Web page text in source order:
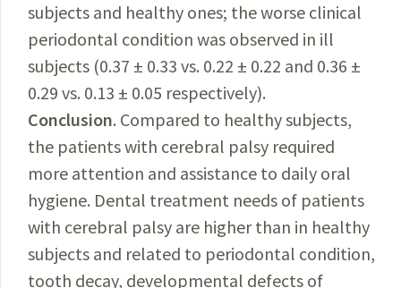
subjects and healthy ones; the worse clinical
periodontal condition was observed in ill
subjects (0.37 ± 0.33 vs. 0.22 ± 0.22 and 0.36 ±
0.29 vs. 0.13 ± 0.05 respectively).
Conclusion. Compared to healthy subjects,
the patients with cerebral palsy required
more attention and assistance to daily oral
hygiene. Dental treatment needs of patients
with cerebral palsy are higher than in healthy
subjects and related to periodontal condition,
tooth decay, developmental defects of